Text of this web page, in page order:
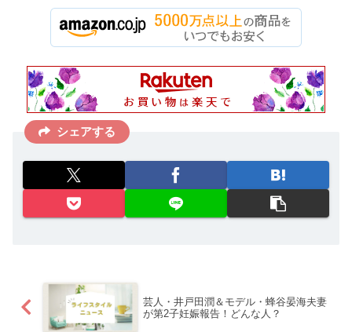
シェアする
芸人・井戸田潤＆モデル・蜂谷晏海夫妻
が第2子妊娠報告！どんな人？